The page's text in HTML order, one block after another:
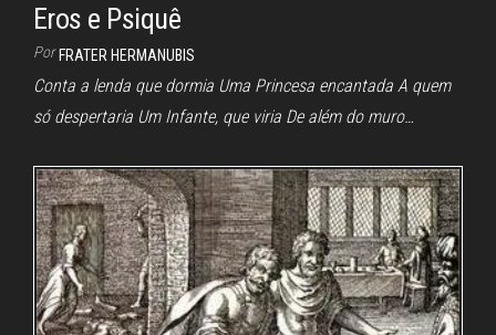
Eros e Psiquê
Por FRATER HERMANUBIS
Conta a lenda que dormia Uma Princesa encantada A quem
só despertaria Um Infante, que viria De além do muro…